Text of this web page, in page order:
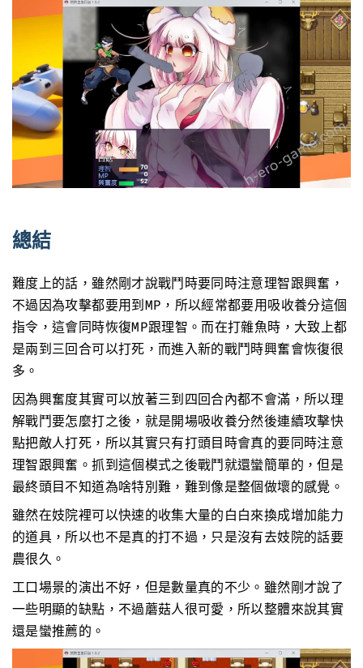
總結
難度上的話，雖然剛才說戰鬥時要同時注意理智跟興奮，
不過因為攻擊都要用到MP，所以經常都要用吸收養分這個
指令，這會同時恢復MP跟理智。而在打雜魚時，大致上都
是兩到三回合可以打死，而進入新的戰鬥時興奮會恢復很
多。
因為興奮度其實可以放著三到四回合內都不會滿，所以理
解戰鬥要怎麼打之後，就是開場吸收養分然後連續攻擊快
點把敵人打死，所以其實只有打頭目時會真的要同時注意
理智跟興奮。抓到這個模式之後戰鬥就還蠻簡單的，但是
最終頭目不知道為啥特別難，難到像是整個做壞的感覺。
雖然在妓院裡可以快速的收集大量的白白來換成增加能力
的道具，所以也不是真的打不過，只是沒有去妓院的話要
農很久。
工口場景的演出不好，但是數量真的不少。雖然剛才說了
一些明顯的缺點，不過蘑菇人很可愛，所以整體來說其實
還是蠻推薦的。